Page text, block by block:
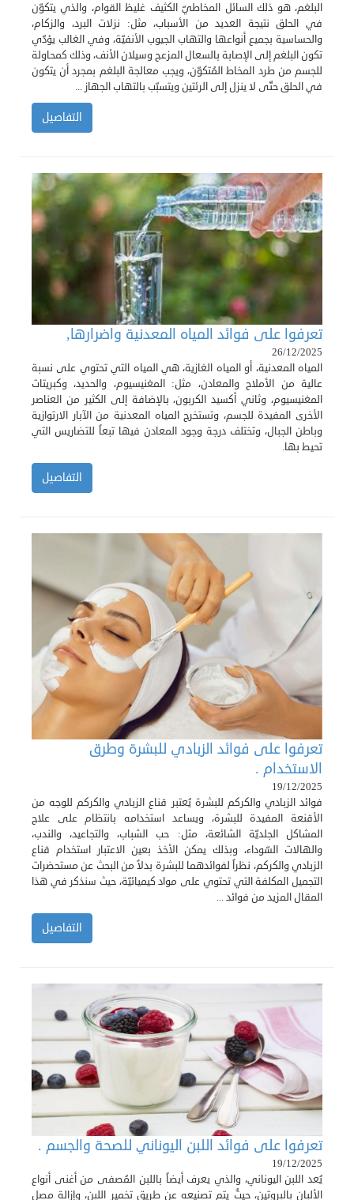
البلغم، هو ذلك السائل المخاطيّ الكثيف غليظ القوام، والذي يتكوّن
في الحلق نتيجة العديد من الأسباب، مثل: نزلات البرد، والزكام،
والحساسية بجميع أنواعها والتهاب الجيوب الأنفيّة، وفي الغالب يؤدّي
تكون البلغم إلى الإصابة بالسعال المزعج وسيلان الأنف، وذلك كمحاولة
للجسم من طرد المخاط المُتكوّن، ويجب معالجة البلغم بمجرد أن يتكون
في الحلق حتّى لا ينزل إلى الرئتين ويتسبّب بالتهاب الجهاز ...
التفاصيل
تعرفوا على فوائد المياه المعدنية واضرارها,
26/12/2025
المياه المعدنية، أو المياه الغازية، هي المياه التي تحتوي على نسبة
عالية من الأملاح والمعادن، مثل: المغنيسيوم، والحديد، وكبريتات
المغنيسيوم، وثاني أكسيد الكربون، بالإضافة إلى الكثير من العناصر
الأخرى المفيدة للجسم، وتستخرج المياه المعدنية من الآبار الارتوازية
وباطن الجبال، وتختلف درجة وجود المعادن فيها تبعاً للتضاريس التي
تحيط بها.
التفاصيل
تعرفوا على فوائد الزبادي للبشرة وطرق
الاستخدام .
19/12/2025
فوائد الزبادي والكركم للبشرة يُعتبر قناع الزبادي والكركم للوجه من
الأقنعة المفيدة للبشرة، ويساعد استخدامه بانتظام على علاج
المشاكل الجلديّة الشائعة، مثل: حب الشباب، والتجاعيد، والندب،
والهالات السّوداء، وبذلك يمكن الأخذ بعين الاعتبار استخدام قناع
الزبادي والكركم، نظراً لفوائدهما للبشرة بدلاً من البحث عن مستحضرات
التجميل المكلفة التي تحتوي على مواد كيميائيّة، حيث سنذكر في هذا
المقال المزيد من فوائد ...
التفاصيل
تعرفوا على فوائد اللبن اليوناني للصحة والجسم .
19/12/2025
يُعد اللبن اليوناني، والذي يعرف أيضاً باللبن المُصفى من أغنى أنواع
الألبان بالبروتين، حيثُ يتم تصنيعه عن طريق تخمير اللبن، وإزالة مصل